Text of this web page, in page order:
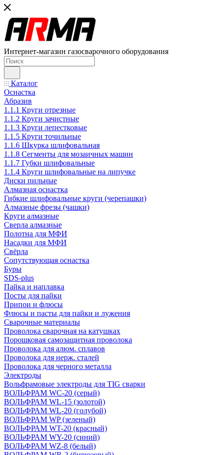
Интернет-магазин газосварочного оборудования
Каталог
Оснастка
Абразив
1.1.1 Круги отрезные
1.1.2 Круги зачистные
1.1.3 Круги лепестковые
1.1.5 Круги точильные
1.1.6 Шкурка шлифовальная
1.1.8 Сегменты для мозаичных машин
1.1.7 Губки шлифовальные
1.1.4 Круги шлифовальные на липучке
Диски пильные
Алмазная оснастка
Гибкие шлифовальные круги (черепашки)
Алмазные фрезы (чашки)
Круги алмазные
Сверла алмазные
Полотна для МФИ
Насадки для МФИ
Свёрла
Сопутствующая оснастка
Буры
SDS-plus
Пайка и наплавка
Посты для пайки
Припои и флюсы
Флюсы и пасты для пайки и лужения
Сварочные материалы
Проволока сварочная на катушках
Порошковая самозащитная проволока
Проволока для алюм. сплавов
Проволока для нерж. сталей
Проволока для черного металла
Электроды
Вольфрамовые электроды для TIG сварки
ВОЛЬФРАМ WC-20 (серый)
ВОЛЬФРАМ WL-15 (золотой)
ВОЛЬФРАМ WL-20 (голубой)
ВОЛЬФРАМ WP (зеленый)
ВОЛЬФРАМ WT-20 (красный)
ВОЛЬФРАМ WY-20 (синий)
ВОЛЬФРАМ WZ-8 (белый)